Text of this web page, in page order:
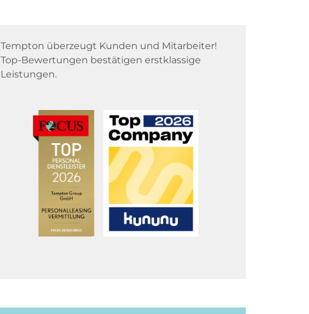
Tempton überzeugt Kunden und Mitarbeiter!
Top-Bewertungen bestätigen erstklassige
Leistungen.